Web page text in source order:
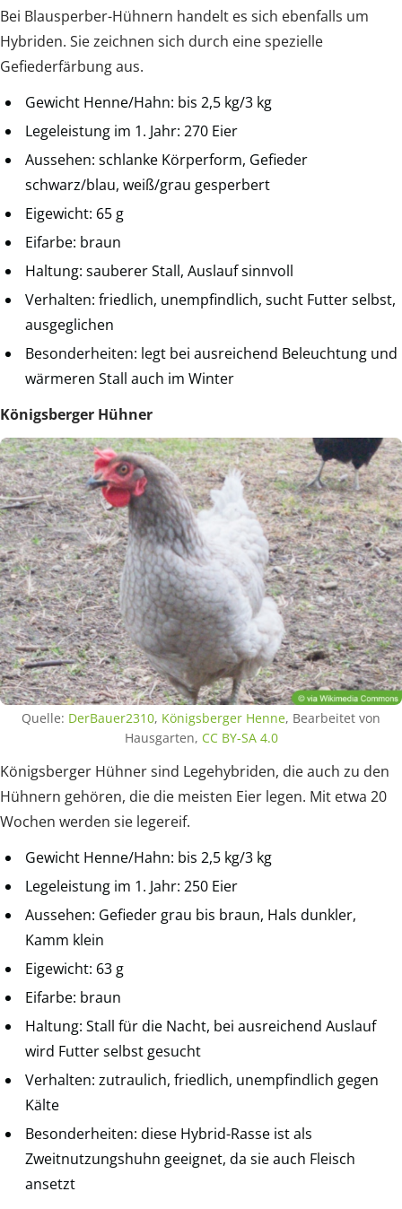
Bei Blausperber-Hühnern handelt es sich ebenfalls um
Hybriden. Sie zeichnen sich durch eine spezielle
Gefiederfärbung aus.
Gewicht Henne/Hahn: bis 2,5 kg/3 kg
Legeleistung im 1. Jahr: 270 Eier
Aussehen: schlanke Körperform, Gefieder
schwarz/blau, weiß/grau gesperbert
Eigewicht: 65 g
Eifarbe: braun
Haltung: sauberer Stall, Auslauf sinnvoll
Verhalten: friedlich, unempfindlich, sucht Futter selbst,
ausgeglichen
Besonderheiten: legt bei ausreichend Beleuchtung und
wärmeren Stall auch im Winter
Königsberger Hühner
Quelle: DerBauer2310, Königsberger Henne, Bearbeitet von
Hausgarten, CC BY-SA 4.0
Königsberger Hühner sind Legehybriden, die auch zu den
Hühnern gehören, die die meisten Eier legen. Mit etwa 20
Wochen werden sie legereif.
Gewicht Henne/Hahn: bis 2,5 kg/3 kg
Legeleistung im 1. Jahr: 250 Eier
Aussehen: Gefieder grau bis braun, Hals dunkler,
Kamm klein
Eigewicht: 63 g
Eifarbe: braun
Haltung: Stall für die Nacht, bei ausreichend Auslauf
wird Futter selbst gesucht
Verhalten: zutraulich, friedlich, unempfindlich gegen
Kälte
Besonderheiten: diese Hybrid-Rasse ist als
Zweitnutzungshuhn geeignet, da sie auch Fleisch
ansetzt